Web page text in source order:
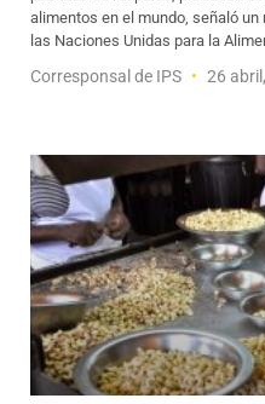
alimentos en el mundo, señaló
las Naciones Unidas para la
Corresponsal de IPS 26